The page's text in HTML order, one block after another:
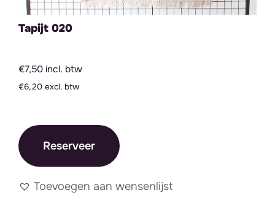
Tapijt 020
€7,50 incl. btw
€6,20 excl. btw
Reserveer
Toevoegen aan wensenlijst